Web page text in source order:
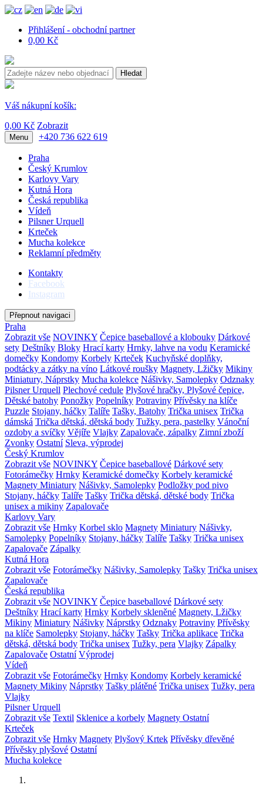
Přihlášení - obchodní partner
0,00 Kč
Hledat
Váš nákupní košík:
0,00 Kč Zobrazit
Menu +420 736 622 619
Praha
Český Krumlov
Karlovy Vary
Kutná Hora
Česká republika
Vídeň
Pilsner Urquell
Krteček
Mucha kolekce
Reklamní předměty
Kontakty
Facebook
Instagram
Přepnout navigaci
Praha
Zobrazit vše NOVINKY Čepice baseballové a klobouky Dárkové
sety Deštníky Bloky Hrací karty Hrnky, lahve na vodu Keramické
domečky Kondomy Korbely Krteček Kuchyňské doplňky,
podtácky a zátky na víno Látkové roušky Magnety, Lžičky Mikiny
Miniatury, Náprstky Mucha kolekce Nášivky, Samolepky Odznaky
Pilsner Urquell Plechové cedule Plyšové hračky, Plyšové čepice,
Dětské batohy Ponožky Popelníky Potraviny Přívěsky na klíče
Puzzle Stojany, háčky Talíře Tašky, Batohy Trička unisex Trička
dámská Trička dětská, dětská body Tužky, pera, pastelky Vánoční
ozdoby a svíčky Vějíře Vlajky Zapalovače, zápalky Zimní zboží
Zvonky Ostatní Sleva, výprodej
Český Krumlov
Zobrazit vše NOVINKY Čepice baseballové Dárkové sety
Fotorámečky Hrnky Keramické domečky Korbely keramické
Magnety Miniatury Nášivky, Samolepky Podložky pod pivo
Stojany, háčky Talíře Tašky Trička dětská, dětské body Trička
unisex a mikiny Zapalovače
Karlovy Vary
Zobrazit vše Hrnky Korbel sklo Magnety Miniatury Nášivky,
Samolepky Popelníky Stojany, háčky Talíře Tašky Trička unisex
Zapalovače Zápalky
Kutná Hora
Zobrazit vše Fotorámečky Nášivky, Samolepky Tašky Trička unisex
Zapalovače
Česká republika
Zobrazit vše NOVINKY Čepice baseballové Dárkové sety
Deštníky Hrací karty Hrnky Korbely skleněné Magnety, Lžičky
Mikiny Miniatury Nášivky Náprstky Odznaky Potraviny Přívěsky
na klíče Samolepky Stojany, háčky Tašky Trička aplikace Trička
dětská, dětská body Trička unisex Tužky, pera Vlajky Zápalky
Zapalovače Ostatní Výprodej
Vídeň
Zobrazit vše Fotorámečky Hrnky Kondomy Korbely keramické
Magnety Mikiny Náprstky Tašky plátěné Trička unisex Tužky, pera
Vlajky
Pilsner Urquell
Zobrazit vše Textil Sklenice a korbely Magnety Ostatní
Krteček
Zobrazit vše Hrnky Magnety Plyšový Krtek Přívěsky dřevěné
Přívěsky plyšové Ostatní
Mucha kolekce